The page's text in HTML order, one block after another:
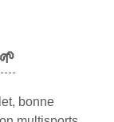
🌱
bonne